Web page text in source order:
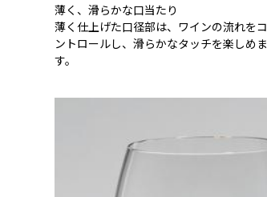
薄く、滑らかな口当たり
薄く仕上げた口径部は、ワインの流れをコ
ントロールし、滑らかなタッチを楽しめま
す。